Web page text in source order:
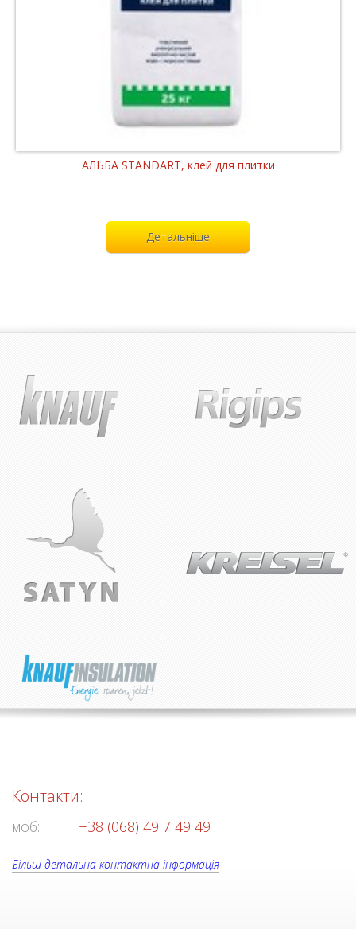
АЛЬБА STANDART, клей для плитки
Детальніше
Контакти:
моб: +38 (068) 49 7 49 49
Більш детальна контактна інформація